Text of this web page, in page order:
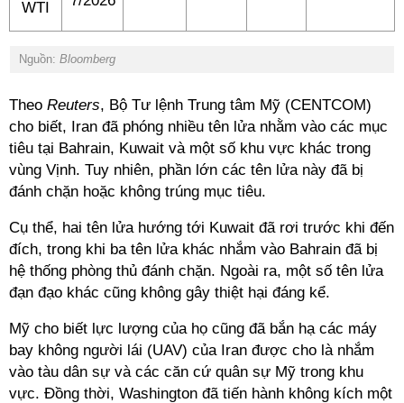
WTI
Nguồn: Bloomberg
Theo Reuters, Bộ Tư lệnh Trung tâm Mỹ (CENTCOM)
cho biết, Iran đã phóng nhiều tên lửa nhằm vào các mục
tiêu tại Bahrain, Kuwait và một số khu vực khác trong
vùng Vịnh. Tuy nhiên, phần lớn các tên lửa này đã bị
đánh chặn hoặc không trúng mục tiêu.
Cụ thể, hai tên lửa hướng tới Kuwait đã rơi trước khi đến
đích, trong khi ba tên lửa khác nhắm vào Bahrain đã bị
hệ thống phòng thủ đánh chặn. Ngoài ra, một số tên lửa
đạn đạo khác cũng không gây thiệt hại đáng kể.
Mỹ cho biết lực lượng của họ cũng đã bắn hạ các máy
bay không người lái (UAV) của Iran được cho là nhắm
vào tàu dân sự và các căn cứ quân sự Mỹ trong khu
vực. Đồng thời, Washington đã tiến hành không kích một